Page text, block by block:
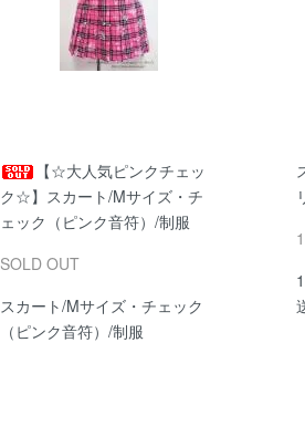
【☆大人気ピンクチェッ
ク☆】スカート/Mサイズ・チ
ェック（ピンク音符）/制服
SOLD OUT
スカート/Mサイズ・チェック
（ピンク音符）/制服